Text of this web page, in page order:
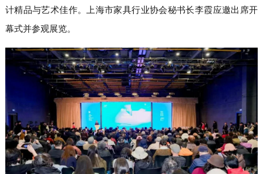
计精品与艺术佳作。上海市家具行业协会秘书长李霞应邀出席开
幕式并参观展览。